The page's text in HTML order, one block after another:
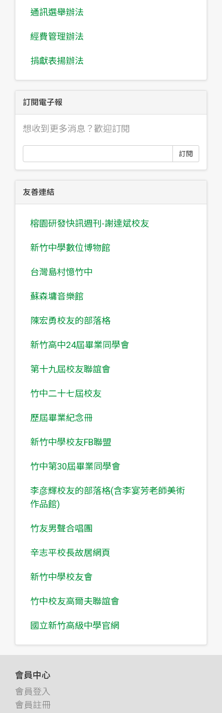
通訊選舉辦法
經費管理辦法
捐獻表揚辦法
訂閱電子報
想收到更多消息？歡迎訂閱
訂閱
友善連結
榕園研發快訊週刊-謝達斌校友
新竹中學數位博物館
台灣島村憶竹中
蘇森墉音樂館
陳宏勇校友的部落格
新竹高中24屆畢業同學會
第十九屆校友聯誼會
竹中二十七屆校友
歷屆畢業紀念冊
新竹中學校友FB聯盟
竹中第30屆畢業同學會
李彦輝校友的部落格(含李宴芳老師美術
作品館)
竹友男聲合唱團
辛志平校長故居網頁
新竹中學校友會
竹中校友高爾夫聯誼會
國立新竹高級中學官網
會員中心
會員登入
會員註冊